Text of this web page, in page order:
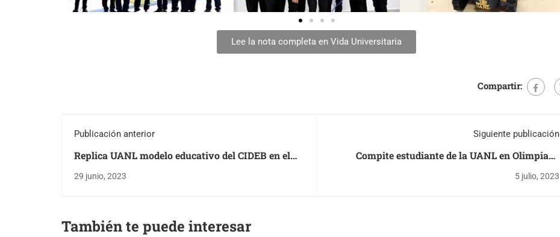
Lee la nota completa en Vida Universitaria
Compartir:
Publicación anterior
Replica UANL modelo educativo del CIDEB en el
Obispado
29 junio, 2023
Siguiente publicación
Compite estudiante de la UANL en Olimpiada
Internacional de Biología
5 julio, 2023
También te puede interesar